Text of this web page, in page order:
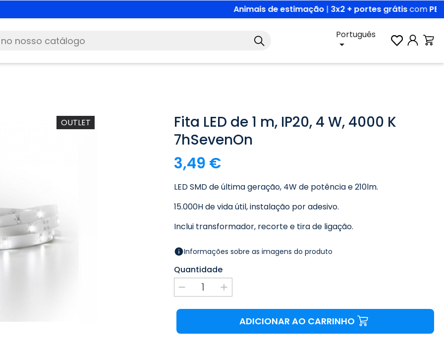
PET3X2|Descobrir
Português

OUTLET
Fita LED de 1 m, IP20, 4 W, 4000 K
7hSevenOn
3,49 €
LED SMD de última geração, 4W de potência e 210lm.
15.000H de vida útil, instalação por adesivo.
Inclui transformador, recorte e tira de ligação.
Informações sobre as imagens do produto
Quantidade
ADICIONAR AO CARRINHO